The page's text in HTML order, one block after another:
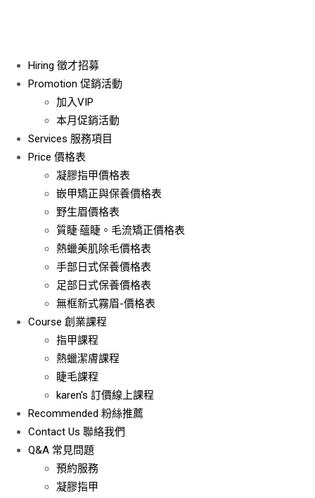
Hiring 徵才招募
Promotion 促銷活動
加入VIP
本月促銷活動
Services 服務項目
Price 價格表
凝膠指甲價格表
嵌甲矯正與保養價格表
野生眉價格表
質睫·蘊睫。毛流矯正價格表
熱蠟美肌除毛價格表
手部日式保養價格表
足部日式保養價格表
無框新式霧眉-價格表
Course 創業課程
指甲課程
熱蠟潔膚課程
睫毛課程
karen's 訂價線上課程
Recommended 粉絲推薦
Contact Us 聯絡我們
Q&A 常見問題
預約服務
凝膠指甲